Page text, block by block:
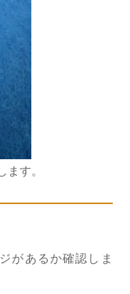
す。
があるか確認しま